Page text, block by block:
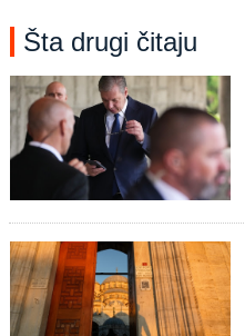
Šta drugi čitaju